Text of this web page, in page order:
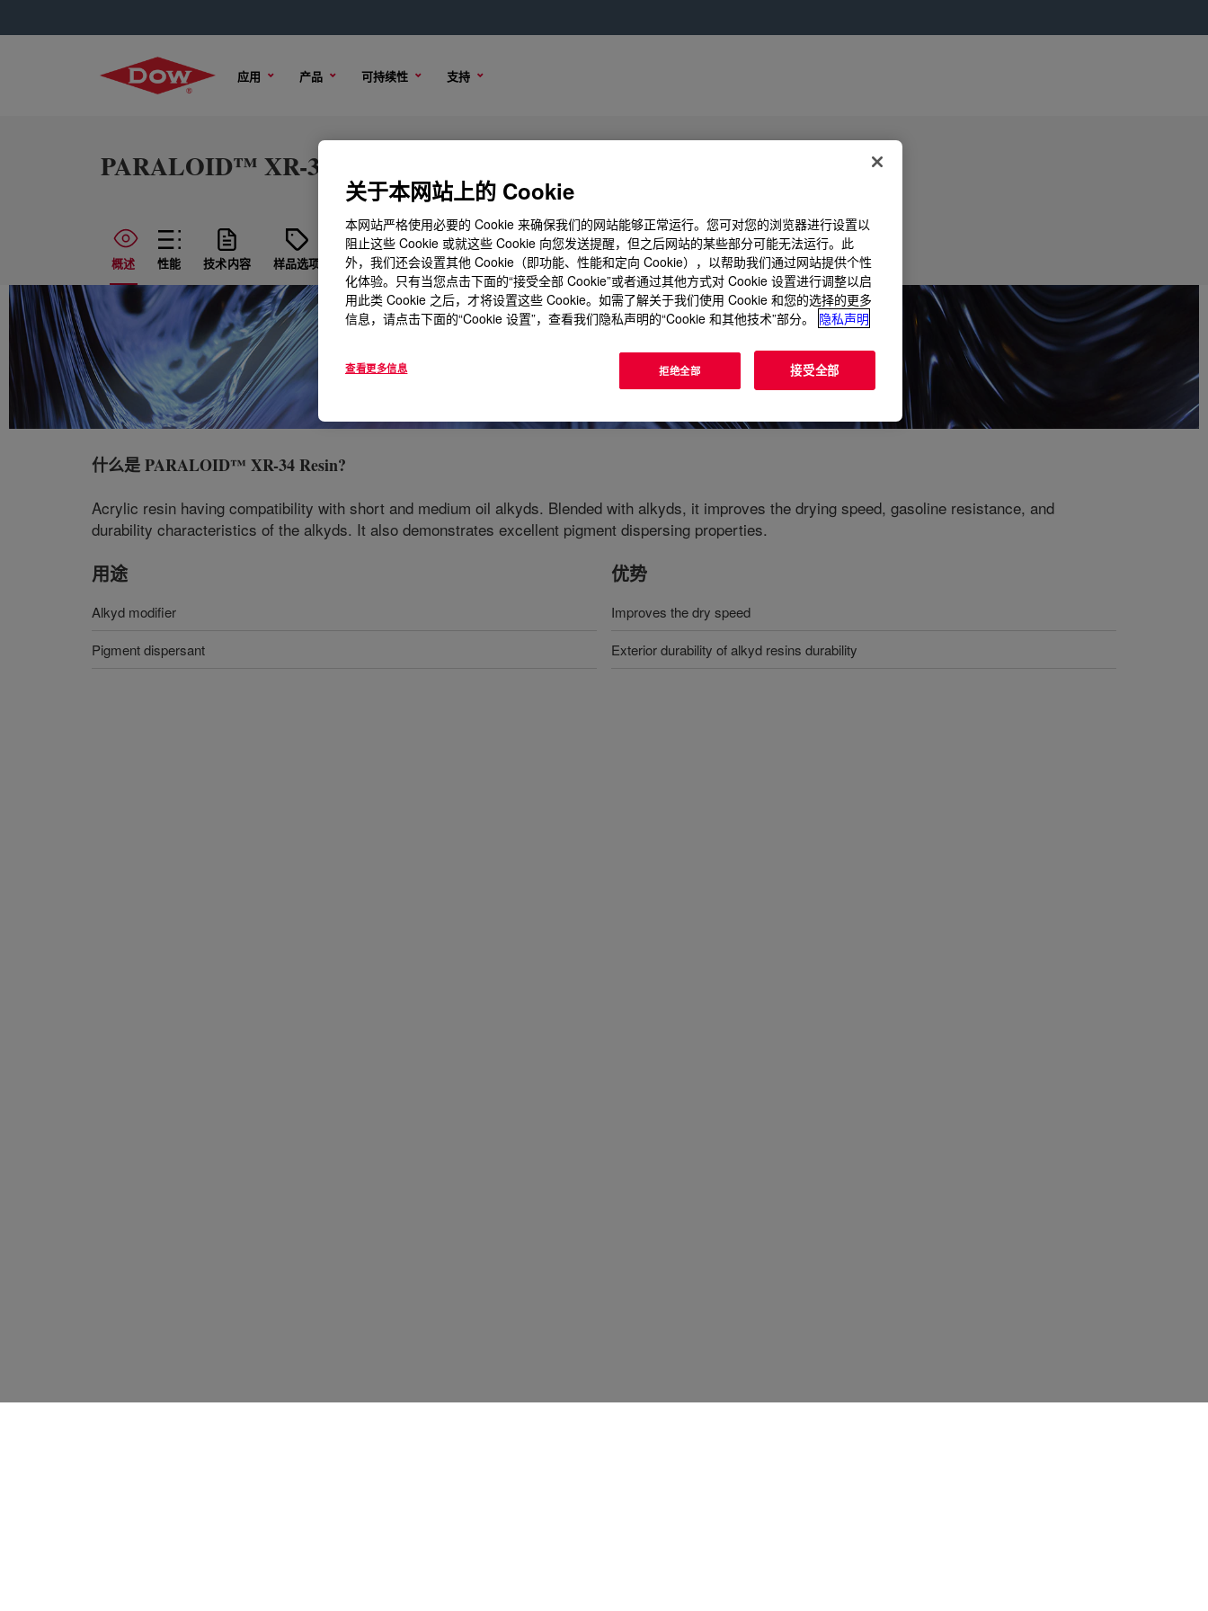
应用 产品 可持续性 支持
PARALOID™ XR-34 Resin
概述 性能 技术内容 样品选项 购买选项
什么是PARALOID™ XR-34 Resin?
Acrylic resin having compatibility with short and medium oil alkyds. Blended with alkyds, it improves the drying speed, gasoline resistance, and
durability characteristics of the alkyds. It also demonstrates excellent pigment dispersing properties.
用途
Alkyd modifier
Pigment dispersant
优势
Improves the dry speed
Exterior durability of alkyd resins durability
关于本网站上的 Cookie
本网站严格使用必要的 Cookie 来确保我们的网站能够正常运行。您可对您的浏览器进行设置以
阻止这些 Cookie 或就这些 Cookie 向您发送提醒，但之后网站的某些部分可能无法运行。此
外，我们还会设置其他 Cookie（即功能、性能和定向 Cookie），以帮助我们通过网站提供个性
化体验。只有当您点击下面的“接受全部 Cookie”或者通过其他方式对 Cookie 设置进行调整以启
用此类 Cookie 之后，才将设置这些 Cookie。如需了解关于我们使用 Cookie 和您的选择的更多
信息，请点击下面的“Cookie 设置”，查看我们隐私声明的“Cookie 和其他技术”部分。
隐私声明
查看更多信息 拒绝全部 接受全部